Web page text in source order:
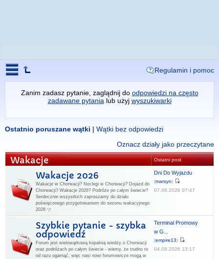
Regulamin i pomoc
Zanim zadasz pytanie, zaglądnij do odpowiedzi na często
zadawane pytania lub użyj wyszukiwarki
Ostatnio poruszane wątki | Wątki bez odpowiedzi
Oznacz działy jako przeczytane
Wakacje Ostatni post
Wakacje 2026
Wakacje w Chorwacji? Noclegi w Chorwacji? Dojazd do
Chorwacji? Wakacje 2026? Podróże po całym świecie?
Serdecznie wszystkich zapraszamy do działu
poświęconego przygotowaniom do sezonu wakacyjnego
2026 ツ
Dni Do Wyjazdu
(marsyn)
07.08.2026 07:47
Szybkie pytanie - szybka
odpowiedź
Forum jest wielowątkową kopalnią wiedzy o Chorwacji
oraz podróżach po całym świecie - wiemy, że trudno to
od razu ogarnąć, więc nasi nowi forumowicze mogą w
Terminal Promowy
w G...
(empire13)
04.08.2026 13:17